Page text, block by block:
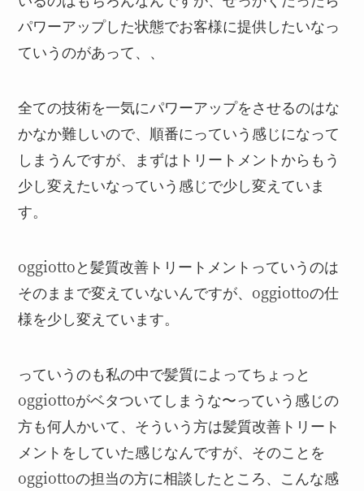
パワーアップした状態でお客様に提供したいなっ
ていうのがあって、、
全ての技術を一気にパワーアップをさせるのはな
かなか難しいので、順番にっていう感じになって
しまうんですが、まずはトリートメントからもう
少し変えたいなっていう感じで少し変えていま
す。
oggiottoと髪質改善トリートメントっていうのは
そのままで変えていないんですが、oggiottoの仕
様を少し変えています。
っていうのも私の中で髪質によってちょっと
oggiottoがベタついてしまうな〜っていう感じの
方も何人かいて、そういう方は髪質改善トリート
メントをしていた感じなんですが、そのことを
oggiottoの担当の方に相談したところ、こんな感